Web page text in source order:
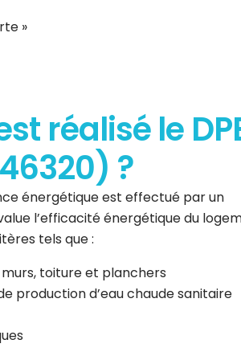
»
réalisé le
?
énergétique est effectué par un
l’efficacité énergétique du
tels que :
murs, toiture et planchers
production d’eau chaude sanitaire